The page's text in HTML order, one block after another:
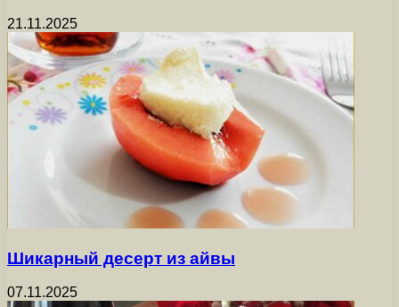
21.11.2025
Шикарный десерт из айвы
07.11.2025